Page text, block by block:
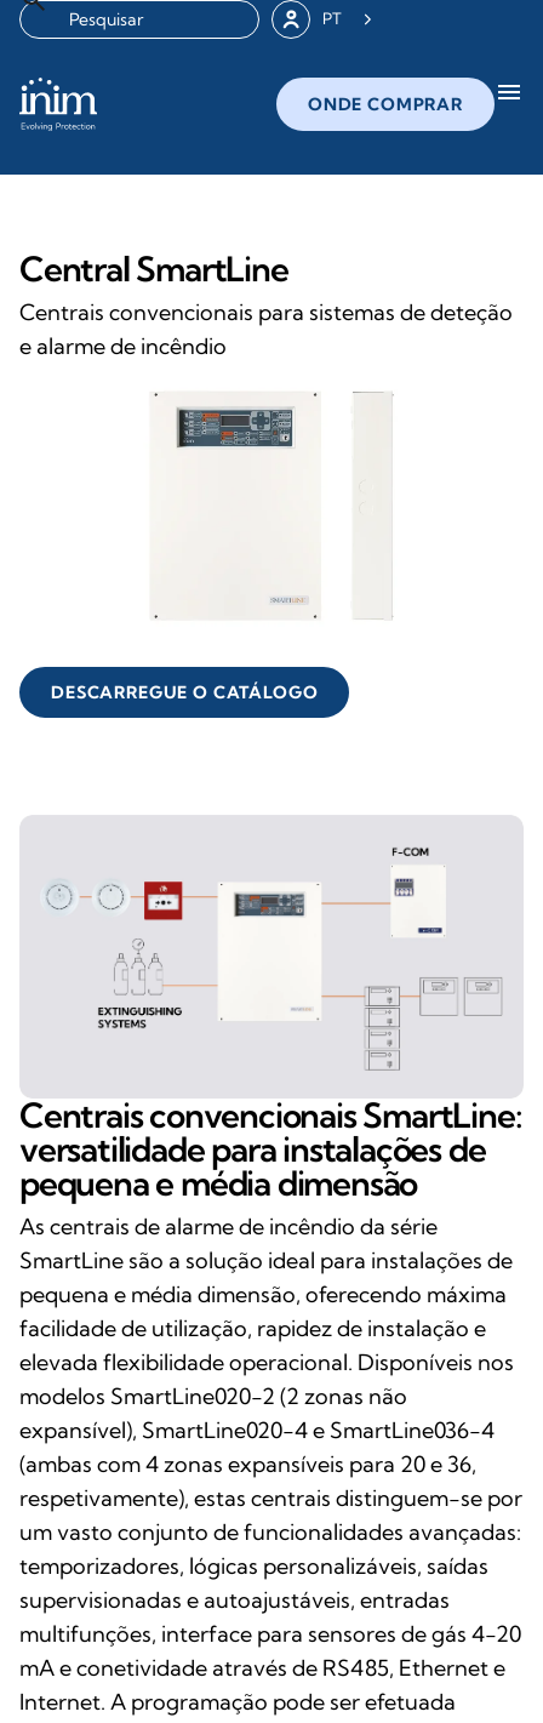
PT
ONDE COMPRAR menu
Central SmartLine
Centrais convencionais para sistemas de deteção
e alarme de incêndio
DESCARREGUE O CATÁLOGO
Centrais convencionais SmartLine:
versatilidade para instalações de
pequena e média dimensão
As centrais de alarme de incêndio da série
SmartLine são a solução ideal para instalações de
pequena e média dimensão, oferecendo máxima
facilidade de utilização, rapidez de instalação e
elevada flexibilidade operacional. Disponíveis nos
modelos SmartLine020-2 (2 zonas não
expansível), SmartLine020-4 e SmartLine036-4
(ambas com 4 zonas expansíveis para 20 e 36,
respetivamente), estas centrais distinguem-se por
um vasto conjunto de funcionalidades avançadas:
temporizadores, lógicas personalizáveis, saídas
supervisionadas e autoajustáveis, entradas
multifunções, interface para sensores de gás 4-20
mA e conetividade através de RS485, Ethernet e
Internet. A programação pode ser efetuada